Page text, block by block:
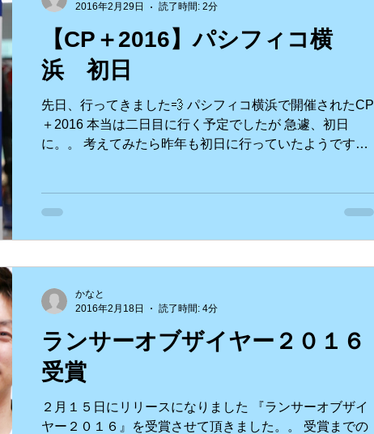
【CP＋2016】パシフィコ横
浜 初日
先日、行ってきました💨 パシフィコ横浜で開催されたCP
＋2016 本当は二日目に行く予定でしたが 急遽、初日
に。。 考えてみたら昨年も初日に行っていたようです💨
2016年2月29日
読了時間: 2分
ランサーオブザイヤー２０１６
受賞
２月１５日にリリースになりました 『ランサーオブザイ
ヤー２０１６』を受賞させて頂きました。。 受賞までの
かなと
2016年2月18日
読了時間: 4分